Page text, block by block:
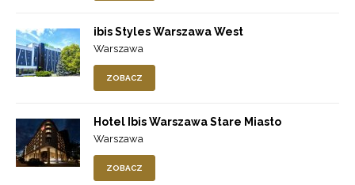
ibis Styles Warszawa West
Warszawa
ZOBACZ
Hotel Ibis Warszawa Stare Miasto
Warszawa
ZOBACZ